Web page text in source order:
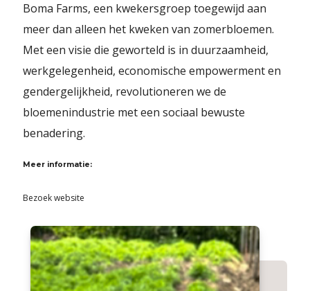
Boma Farms, een kwekersgroep toegewijd aan
meer dan alleen het kweken van zomerbloemen.
Met een visie die geworteld is in duurzaamheid,
werkgelegenheid, economische empowerment en
gendergelijkheid, revolutioneren we de
bloemenindustrie met een sociaal bewuste
benadering.
Meer informatie:
Bezoek website